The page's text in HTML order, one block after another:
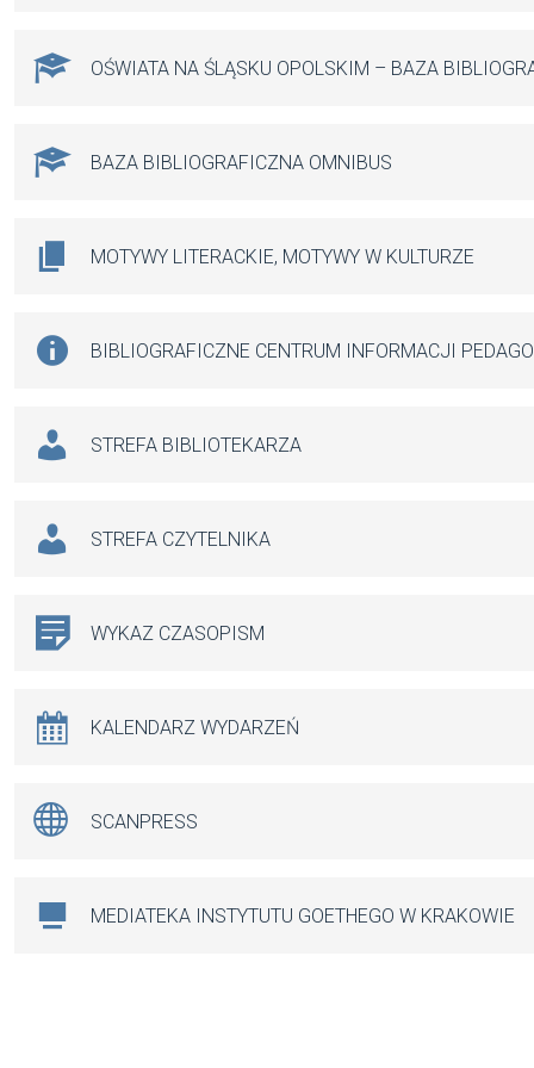
OŚWIATA NA ŚLĄSKU OPOLSKIM – BAZA
BAZA BIBLIOGRAFICZNA OMNIBUS
MOTYWY LITERACKIE, MOTYWY W KULTURZE
BIBLIOGRAFICZNE CENTRUM INFORMACJI
STREFA BIBLIOTEKARZA
STREFA CZYTELNIKA
WYKAZ CZASOPISM
KALENDARZ WYDARZEŃ
SCANPRESS
MEDIATEKA INSTYTUTU GOETHEGO W KRAKOWIE